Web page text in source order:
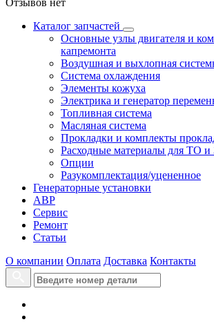
Каталог запчастей
Основные узлы двигателя и
капремонта
Воздушная и выхлопная
Система охлаждения
Элементы кожуха
Электрика и генератор
Топливная система
Масляная система
Прокладки и комплекты
Расходные материалы для ТО
Опции
Разукомплектация/уцененное
Генераторные установки
АВР
Сервис
Ремонт
Статьи
О компании Оплата Доставка Контакты